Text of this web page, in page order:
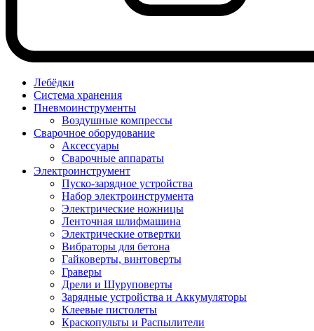
Лебёдки
Система хранения
Пневмоинструменты
Воздушные компрессы
Сварочное оборудование
Аксессуары
Сварочные аппараты
Электроинструмент
Пуско-зарядное устройства
Набор электроинструмента
Электрические ножницы
Ленточная шлифмашина
Электрические отвертки
Вибраторы для бетона
Гайковерты, винтоверты
Граверы
Дрели и Шуруповерты
Зарядные устройства и Аккумуляторы
Клеевые пистолеты
Краскопульты и Распылители